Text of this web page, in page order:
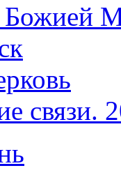
связи.